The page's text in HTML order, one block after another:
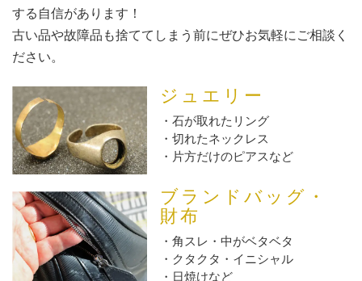
する自信があります！
古い品や故障品も捨ててしまう前にぜひお気軽にご相談く
ださい。
ジュエリー
石が取れたリング
切れたネックレス
片方だけのピアスなど
ブランドバッグ・
財布
角スレ・中がベタベタ
クタクタ・イニシャル
日焼けなど